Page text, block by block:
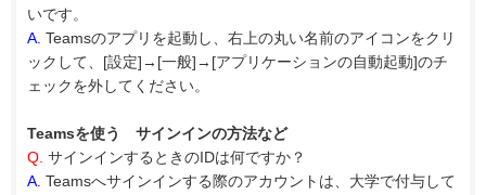
いです。
A. Teamsのアプリを起動し、右上の丸い名前のアイコンをクリ
ックして、[設定]→[一般]→[アプリケーションの自動起動]のチ
ェックを外してください。
Teamsを使う サインインの方法など
Q. サインインするときのIDは何ですか？
A. Teamsへサインインする際のアカウントは、大学で付与して